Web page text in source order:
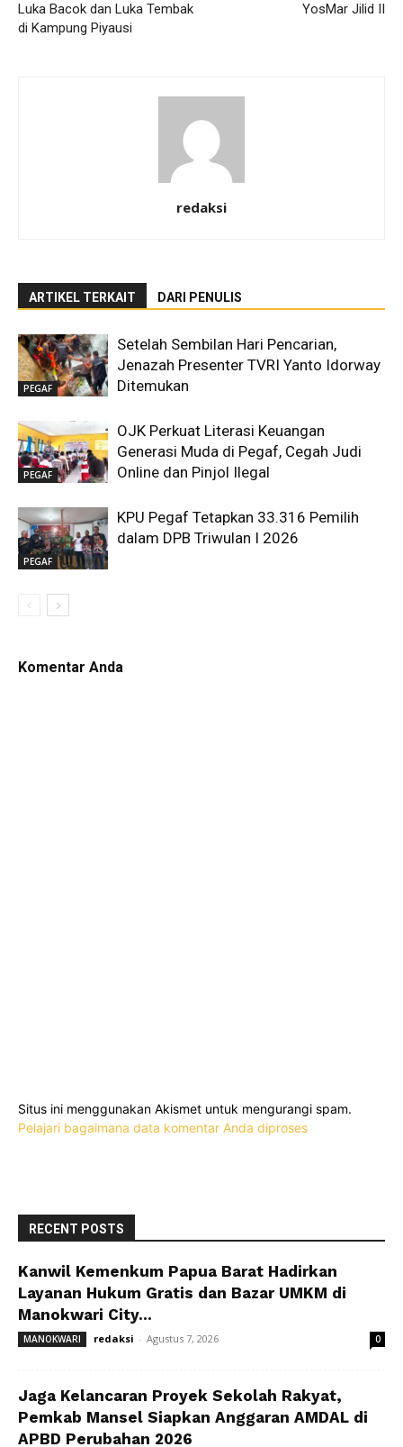
Luka Bacok dan Luka Tembak
di Kampung Piyausi
YosMar Jilid II
redaksi
ARTIKEL TERKAIT DARI PENULIS
PEGAF
Setelah Sembilan Hari Pencarian,
Jenazah Presenter TVRI Yanto Idorway
Ditemukan
PEGAF
OJK Perkuat Literasi Keuangan
Generasi Muda di Pegaf, Cegah Judi
Online dan Pinjol Ilegal
PEGAF
KPU Pegaf Tetapkan 33.316 Pemilih
dalam DPB Triwulan I 2026
Komentar Anda
Situs ini menggunakan Akismet untuk mengurangi spam.
Pelajari bagaimana data komentar Anda diproses
RECENT POSTS
Kanwil Kemenkum Papua Barat Hadirkan
Layanan Hukum Gratis dan Bazar UMKM di
Manokwari City...
MANOKWARI redaksi - Agustus 7, 2026 0
Jaga Kelancaran Proyek Sekolah Rakyat,
Pemkab Mansel Siapkan Anggaran AMDAL di
APBD Perubahan 2026